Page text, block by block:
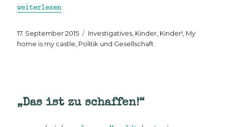
„Sport frei – nicht in meiner Turnhalle?! Gegen
weiterlesen
Veröffentlicht
am
17. September 2015 Kategorien
Investigatives Kinder, Kinder! My
home is my castle Politik und Gesellschaft
„Das ist zu schaffen!“